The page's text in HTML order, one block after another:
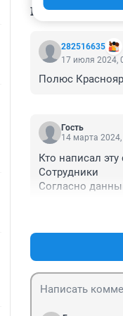
282516635
17 июля 2024,
Полюс
Гость
14 марта 2024,
Кто написал
Сотрудники
Согласно
печатать сат,и
информацию о